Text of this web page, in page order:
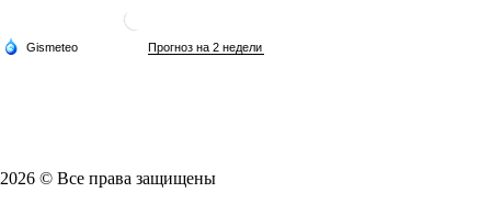
2026 © Все права защищены